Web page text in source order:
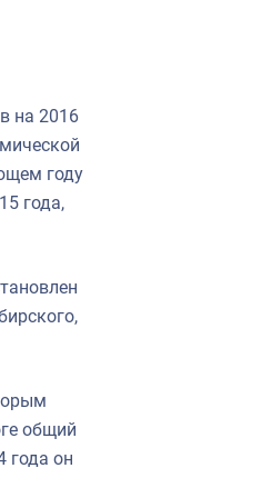
на 2016
году
года,
общий
года он